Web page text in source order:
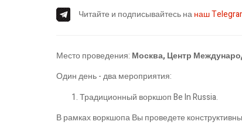
Читайте и подписывайтесь нанаш
Место проведения: Москва, Центр
Один день - два мероприятия:
Традиционный воркшоп Be In Russia.
В рамках воркшопа Вы проведете